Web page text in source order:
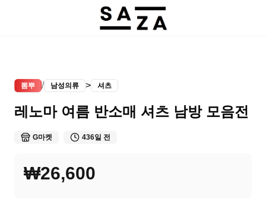
뽐뿌 / 남성의류 > 셔츠
레노마 여름 반소매 셔츠 남방 모음전
G마켓 436일 전
₩26,600